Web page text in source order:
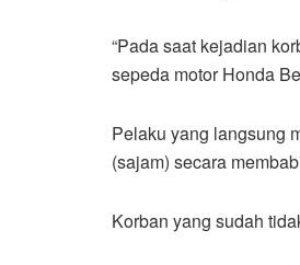
“Pada saat kejadian
sepeda motor Honda
Pelaku yang langsung
(sajam) secara
Korban yang sudah